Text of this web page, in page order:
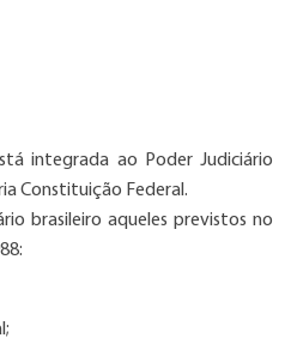
integrada ao Poder Judiciário
Constituição Federal.
brasileiro aqueles previstos no